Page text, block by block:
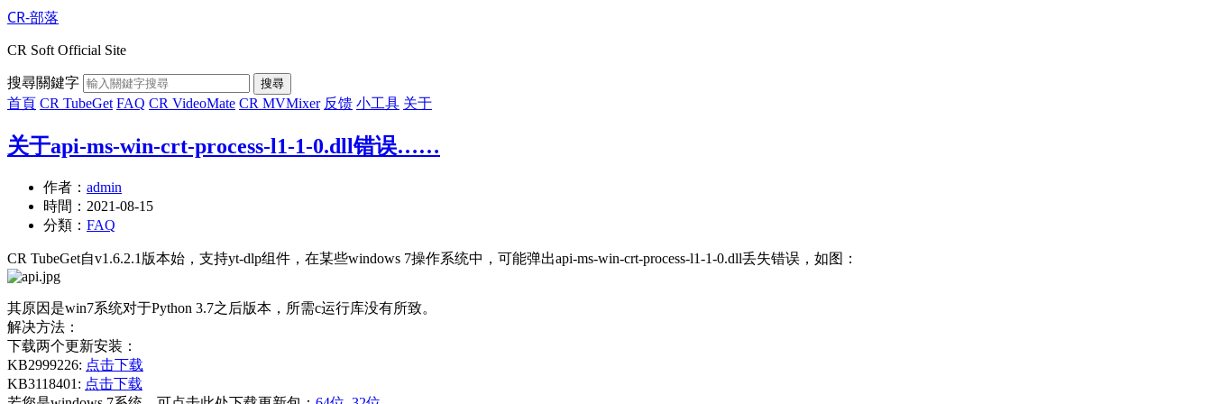
CR-部落
CR Soft Official Site
搜尋關鍵字 搜尋
首頁 CR TubeGet FAQ CR VideoMate CR MVMixer 反馈 小工具 关于
关于api-ms-win-crt-process-l1-1-0.dll错误……
作者： admin
時間： 2021-08-15
分類： FAQ
CR TubeGet自v1.6.2.1版本始，支持yt-dlp组件，在某些windows 7操作系统中，可能弹出api-ms-win-crt-process-l1-1-0.dll丢失错误，如图：
其原因是win7系统对于Python 3.7之后版本，所需c运行库没有所致。
解决方法：
下载两个更新安装：
KB2999226: 点击下载
KB3118401: 点击下载